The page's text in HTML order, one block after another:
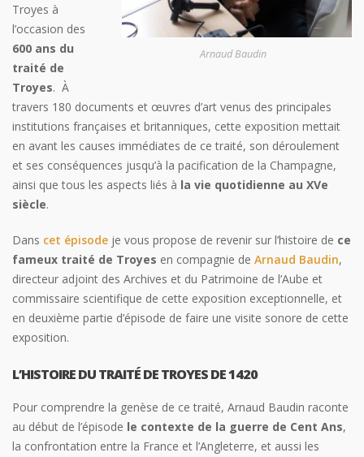
Arnaud Baudin
Troyes à
l’occasion des
600 ans du
traité de
Troyes. À
travers 180 documents et œuvres d’art venus des principales
institutions françaises et britanniques, cette exposition mettait
en avant les causes immédiates de ce traité, son déroulement
et ses conséquences jusqu’à la pacification de la Champagne,
ainsi que tous les aspects liés à la vie quotidienne au XVe
siècle.
Dans cet épisode je vous propose de revenir sur l’histoire de ce
fameux traité de Troyes en compagnie de Arnaud Baudin,
directeur adjoint des Archives et du Patrimoine de l’Aube et
commissaire scientifique de cette exposition exceptionnelle, et
en deuxième partie d’épisode de faire une visite sonore de cette
exposition.
L’HISTOIRE DU TRAITÉ DE TROYES DE 1420
Pour comprendre la genèse de ce traité, Arnaud Baudin raconte
au début de l’épisode le contexte de la guerre de Cent Ans,
la confrontation entre la France et l’Angleterre, et aussi les